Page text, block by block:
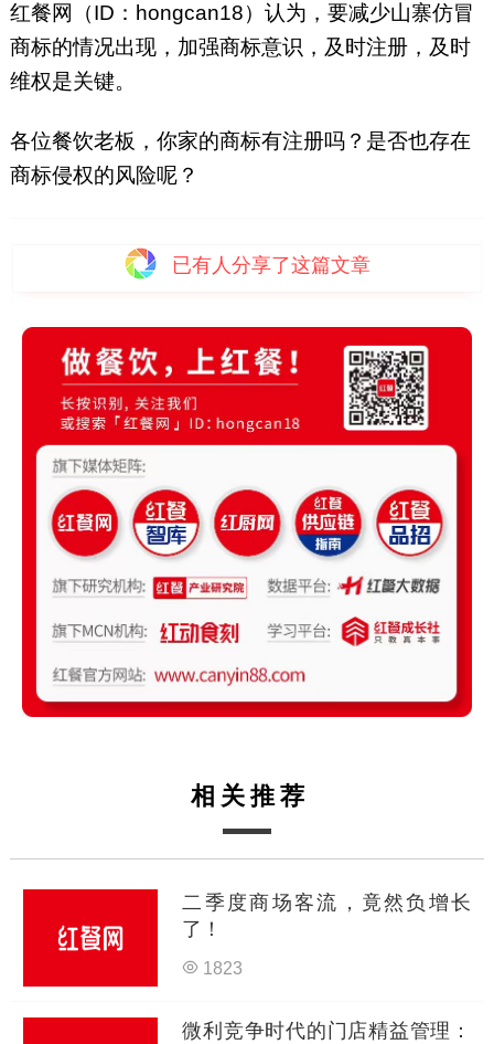
红餐网（ID：hongcan18）认为，要减少山寨仿冒
商标的情况出现，加强商标意识，及时注册，及时
维权是关键。
各位餐饮老板，你家的商标有注册吗？是否也存在
商标侵权的风险呢？
已有 人分享了这篇文章
相关推荐
二季度商场客流，竟然负增长
了！
1823
微利竞争时代的门店精益管理：